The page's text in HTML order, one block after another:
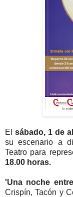
El sábado, 1 de
su escenario a
Teatro para
18.00 horas.
'Una noche
Crispín, Tacón y